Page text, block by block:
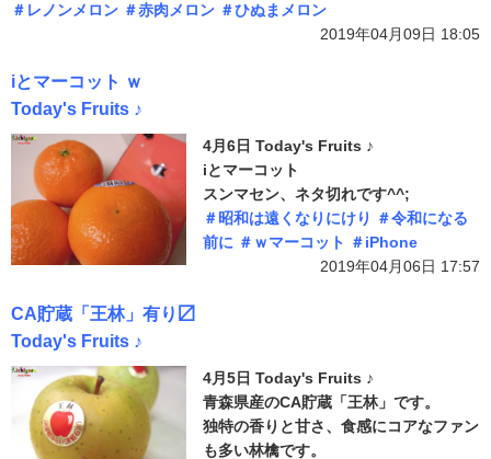
＃レノンメロン ＃赤肉メロン ＃ひぬまメロン
2019年04月09日 18:05
iとマーコット ｗ
Today's Fruits ♪
4月6日 Today's Fruits ♪
iとマーコット
スンマセン、ネタ切れです^^;
＃昭和は遠くなりにけり
＃令和になる
前に ＃ｗマーコット ＃iPhone
2019年04月06日 17:57
CA貯蔵「王林」有り〼
Today's Fruits ♪
4月5日 Today's Fruits ♪
青森県産のCA貯蔵「王林」です。
独特の香りと甘さ、食感にコアなファン
も多い林檎です。